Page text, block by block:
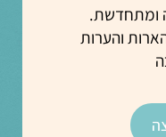
ומתחדשת.
והערות